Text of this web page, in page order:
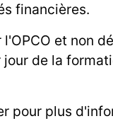
financières.
et non
de la
pour plus